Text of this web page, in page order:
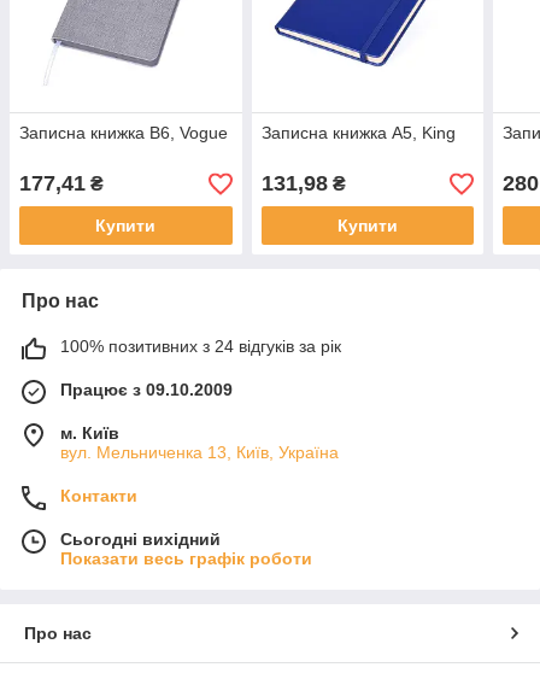
Записна книжка В6, Vogue
177,41 ₴
Купити
Записна книжка А5, King
131,98₴
Купити
Про нас
100% позитивних з 24 відгуків за рік
Працює з 09.10.2009
м. Київ
вул. Мельниченка 13, Київ, Україна
Контакти
Сьогодні вихідний
Показати весь графік роботи
Про нас